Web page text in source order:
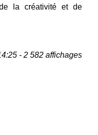
la créativité et de
- 2 582 affichages